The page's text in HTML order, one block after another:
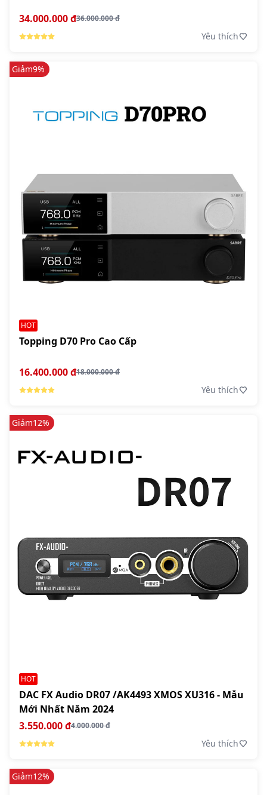
34.000.000 đ36.000.000 đ
Yêu thích
Giảm9%
HOT
Topping D70 Pro Cao Cấp
16.400.000 đ18.000.000 đ
Yêu thích
Giảm12%
HOT
DAC FX Audio DR07 /AK4493 XMOS XU316 - Mẫu
Mới Nhất Năm 2024
3.550.000 đ4.000.000 đ
Yêu thích
Giảm12%